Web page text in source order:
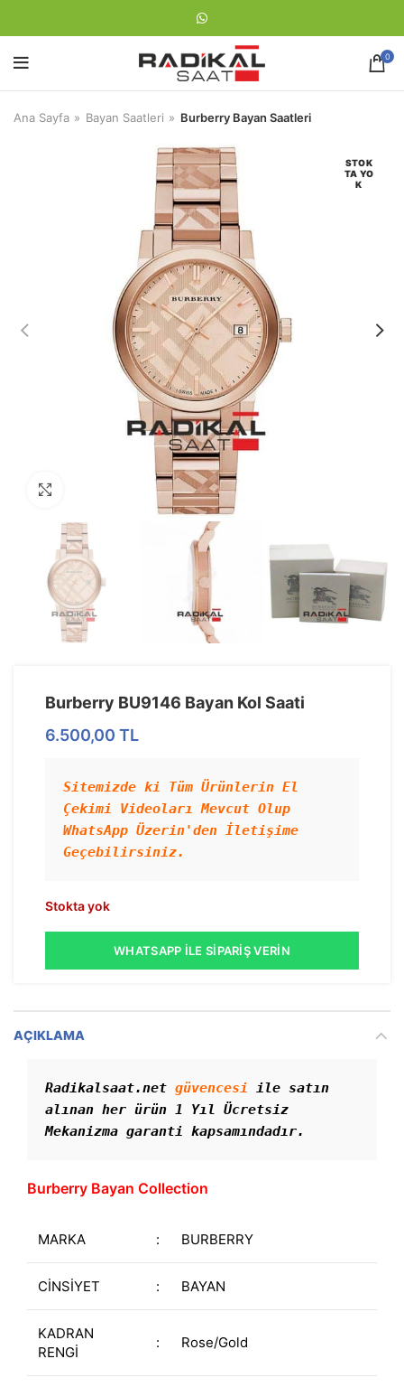
0
Ana Sayfa Bayan Saatleri Burberry Bayan Saatleri
STOK
TA YO
K
Burberry BU9146 Bayan Kol Saati
6.500,00 TL
Sitemizde ki Tüm Ürünlerin El
Çekimi Videoları Mevcut Olup
WhatsApp Üzerin'den İletişime
Geçebilirsiniz.
Stokta yok
WHATSAPP İLE SIPARIŞ VERIN
AÇIKLAMA
Radikalsaat.net güvencesi ile satın
alınan her ürün 1 Yıl Ücretsiz
Mekanizma garanti kapsamındadır.
Burberry Bayan Collection
MARKA : BURBERRY
CİNSİYET : BAYAN
KADRAN
RENGİ
: Rose/Gold